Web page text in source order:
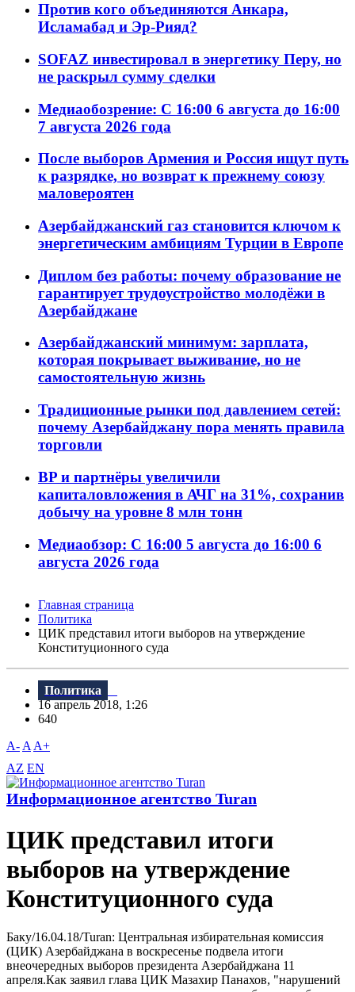
Против кого объединяются Анкара,
Исламабад и Эр-Рияд?
SOFAZ инвестировал в энергетику Перу, но
не раскрыл сумму сделки
Медиаобозрение: С 16:00 6 августа до 16:00
7 августа 2026 года
После выборов Армения и Россия ищут путь
к разрядке, но возврат к прежнему союзу
маловероятен
Азербайджанский газ становится ключом к
энергетическим амбициям Турции в Европе
Диплом без работы: почему образование не
гарантирует трудоустройство молодёжи в
Азербайджане
Азербайджанский минимум: зарплата,
которая покрывает выживание, но не
самостоятельную жизнь
Традиционные рынки под давлением сетей:
почему Азербайджану пора менять правила
торговли
BP и партнёры увеличили
капиталовложения в АЧГ на 31%, сохранив
добычу на уровне 8 млн тонн
Медиаобзор: С 16:00 5 августа до 16:00 6
августа 2026 года
Главная страница
Политика
ЦИК представил итоги выборов на утверждение
Конституционного суда
Политика
16 апрель 2018, 1:26
640
A- A A+
AZ EN
Информационное агентство Turan
ЦИК представил итоги
выборов на утверждение
Конституционного суда
Баку/16.04.18/Turan: Центральная избирательная комиссия
(ЦИК) Азербайджана в воскресенье подвела итоги
внеочередных выборов президента Азербайджана 11
апреля.Как заявил глава ЦИК Мазахир Панахов, "нарушений